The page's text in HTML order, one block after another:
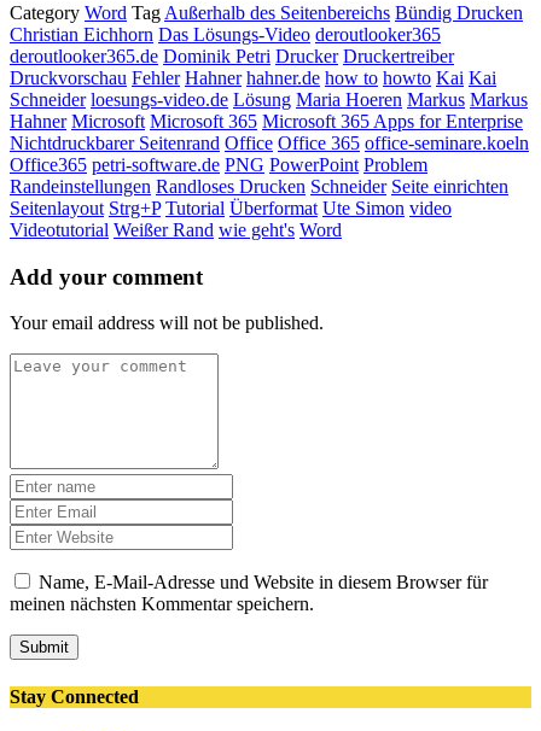
Category Word Tag Außerhalb des Seitenbereichs Bündig Drucken
Christian Eichhorn Das Lösungs-Video deroutlooker365
deroutlooker365.de Dominik Petri Drucker Druckertreiber
Druckvorschau Fehler Hahner hahner.de how to howto Kai Kai
Schneider loesungs-video.de Lösung Maria Hoeren Markus Markus
Hahner Microsoft Microsoft 365 Microsoft 365 Apps for Enterprise
Nichtdruckbarer Seitenrand Office Office 365 office-seminare.koeln
Office365 petri-software.de PNG PowerPoint Problem
Randeinstellungen Randloses Drucken Schneider Seite einrichten
Seitenlayout Strg+P Tutorial Überformat Ute Simon video
Videotutorial Weißer Rand wie geht's Word
Add your comment
Your email address will not be published.
Name, E-Mail-Adresse und Website in diesem Browser für
meinen nächsten Kommentar speichern.
Submit
Stay Connected